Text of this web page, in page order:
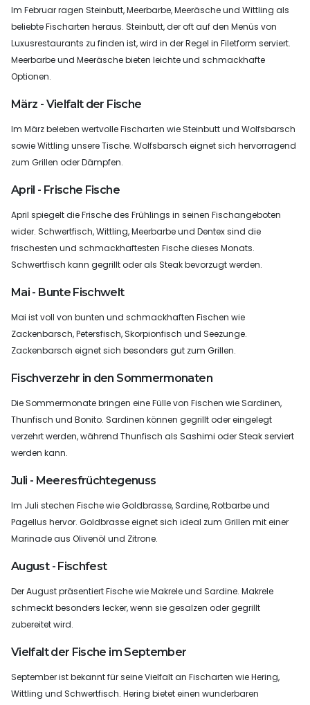
Im Februar ragen Steinbutt, Meerbarbe, Meeräsche und Wittling als
beliebte Fischarten heraus. Steinbutt, der oft auf den Menüs von
Luxusrestaurants zu finden ist, wird in der Regel in Filetform serviert.
Meerbarbe und Meeräsche bieten leichte und schmackhafte
Optionen.
März - Vielfalt der Fische
Im März beleben wertvolle Fischarten wie Steinbutt und Wolfsbarsch
sowie Wittling unsere Tische. Wolfsbarsch eignet sich hervorragend
zum Grillen oder Dämpfen.
April - Frische Fische
April spiegelt die Frische des Frühlings in seinen Fischangeboten
wider. Schwertfisch, Wittling, Meerbarbe und Dentex sind die
frischesten und schmackhaftesten Fische dieses Monats.
Schwertfisch kann gegrillt oder als Steak bevorzugt werden.
Mai - Bunte Fischwelt
Mai ist voll von bunten und schmackhaften Fischen wie
Zackenbarsch, Petersfisch, Skorpionfisch und Seezunge.
Zackenbarsch eignet sich besonders gut zum Grillen.
Fischverzehr in den Sommermonaten
Die Sommermonate bringen eine Fülle von Fischen wie Sardinen,
Thunfisch und Bonito. Sardinen können gegrillt oder eingelegt
verzehrt werden, während Thunfisch als Sashimi oder Steak serviert
werden kann.
Juli - Meeresfrüchtegenuss
Im Juli stechen Fische wie Goldbrasse, Sardine, Rotbarbe und
Pagellus hervor. Goldbrasse eignet sich ideal zum Grillen mit einer
Marinade aus Olivenöl und Zitrone.
August - Fischfest
Der August präsentiert Fische wie Makrele und Sardine. Makrele
schmeckt besonders lecker, wenn sie gesalzen oder gegrillt
zubereitet wird.
Vielfalt der Fische im September
September ist bekannt für seine Vielfalt an Fischarten wie Hering,
Wittling und Schwertfisch. Hering bietet einen wunderbaren